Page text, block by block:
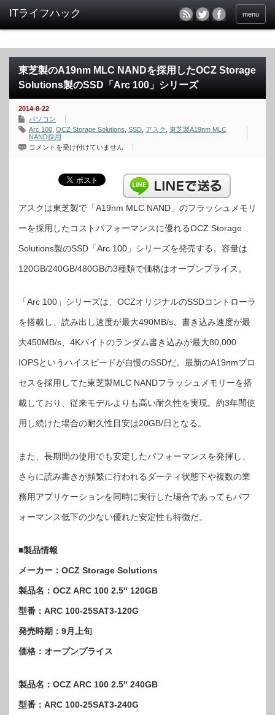
menu
東芝製のA19nm MLC NANDを採用したOCZ Storage
Solutions製のSSD「Arc 100」シリーズ
2014-8-22
パソコン
Arc 100 OCZ Storage Solutions SSD アスク
東芝製A19nm MLC
NAND採用
東
採
用
た
OCZ
Solutions
の
SSD「Arc
ー
コメントを受け付けていません
アスクは東芝製で「A19nm MLC NAND」のフラッシュメモリ
ーを採用したコストパフォーマンスに優れるOCZ Storage
Solutions製のSSD「Arc 100」シリーズを発売する。容量は
120GB/240GB/480GBの3種類で価格はオープンプライス。
「Arc 100」シリーズは、OCZオリジナルのSSDコントローラ
を搭載し、読み出し速度が最大490MB/s、書き込み速度が最
大450MB/s、4Kバイトのランダム書き込みが最大80,000
IOPSというハイスピードが自慢のSSDだ。最新のA19nmプロ
セスを採用してた東芝製MLC NANDフラッシュメモリーを搭
載しており、従来モデルよりも高い耐久性を実現。約3年間使
用し続けた場合の耐久性目安は20GB/日となる。
また、長期間の使用でも安定したパフォーマンスを発揮し、
さらに読み書きが頻繁に行われるダーティ状態下や複数の業
務用アプリケーションを同時に実行した場合であってもパフ
ォーマンス低下の少ない優れた安定性も特徴だ。
■製品情報
メーカー：OCZ Storage Solutions
製品名：OCZ ARC 100 2.5″ 120GB
型番：ARC 100-25SAT3-120G
発売時期：9月上旬
価格：オープンプライス
製品名：OCZ ARC 100 2.5″ 240GB
型番：ARC 100-25SAT3-240G